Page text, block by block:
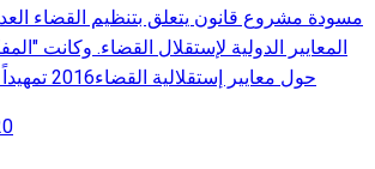
مسودة مشروع قانون يتعلق بتنظيم القضاء
المعايير الدولية لإستقلال القضاء. وكانت
حول معايير إستقلالية القضاء2016 تمهيداً لإعداد هذه المسودَة